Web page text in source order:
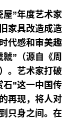
屋”年度艺术家
家具改造成造
代感和审美趣
”（源自《周
。艺术家打破
石”这一中国传
再现，将人对
只身之间。在